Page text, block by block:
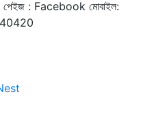
: Facebook মোবাইল: